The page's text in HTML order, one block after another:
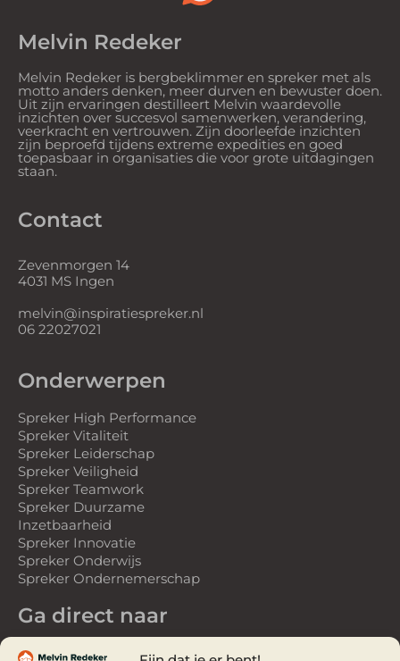
Melvin Redeker
Melvin Redeker is bergbeklimmer en spreker met als
motto anders denken, meer durven en bewuster doen.
Uit zijn ervaringen destilleert Melvin waardevolle
inzichten over succesvol samenwerken, verandering,
veerkracht en vertrouwen. Zijn doorleefde inzichten
zijn beproefd tijdens extreme expedities en goed
toepasbaar in organisaties die voor grote uitdagingen
staan.
Contact
Zevenmorgen 14
4031 MS Ingen
melvin@inspiratiespreker.nl
06 22027021
Onderwerpen
Spreker High Performance
Spreker Vitaliteit
Spreker Leiderschap
Spreker Veiligheid
Spreker Teamwork
Spreker Duurzame
Inzetbaarheid
Spreker Innovatie
Spreker Onderwijs
Spreker Ondernemerschap
Ga direct naar
Spreker